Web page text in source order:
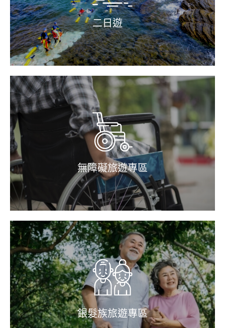
二日遊
無障礙旅遊專區
銀髮族旅遊專區